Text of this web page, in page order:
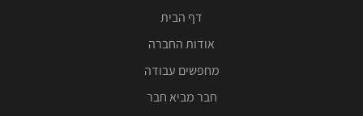
דף הבית
אודות החברה
מחפשים עבודה
חבר מביא חבר